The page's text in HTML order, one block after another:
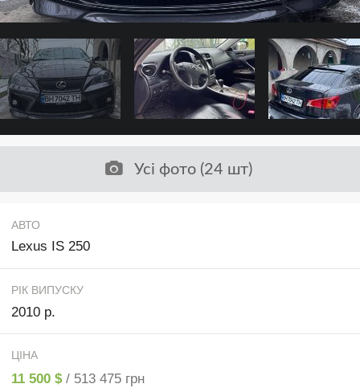
Усі фото (24 шт)
АВТО
Lexus IS 250
РІК ВИПУСКУ
2010 р.
ЦІНА
11 500 $ / 513 475 грн